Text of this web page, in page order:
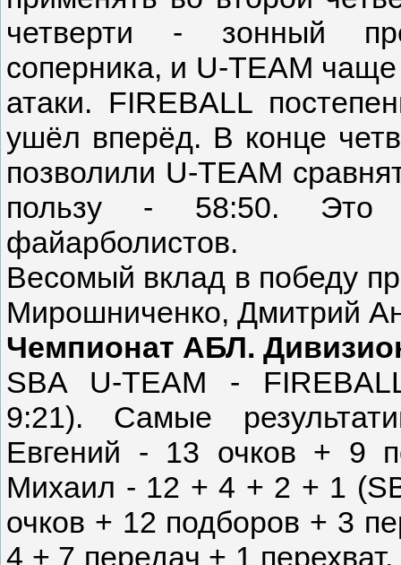
четверти - зонный
соперника, и U-TEAM
атаки. FIREBALL
ушёл вперёд. В конце
позволили U-TEAM
пользу - 58:50. Это
файарболистов.
Весомый вклад в победу
Мирошниченко, Дмитрий
Чемпионат АБЛ.
SBA U-TEAM -
9:21). Самые
Евгений - 13 очков + 9
Михаил - 12 + 4 + 2 + 1
очков + 12 подборов + 3
4 + 7 передач + 1